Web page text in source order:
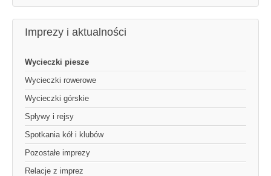
Imprezy i aktualności
Wycieczki piesze
Wycieczki rowerowe
Wycieczki górskie
Spływy i rejsy
Spotkania kół i klubów
Pozostałe imprezy
Relacje z imprez